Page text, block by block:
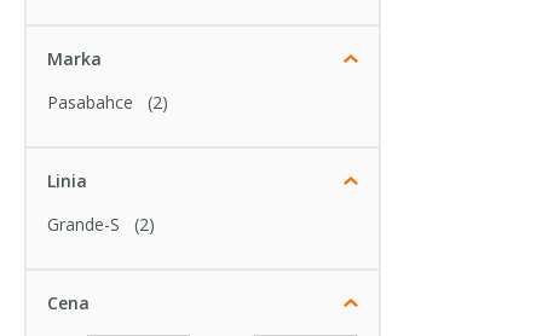
Marka
Pasabahce
(2)
Linia
Grande-S
(2)
Cena